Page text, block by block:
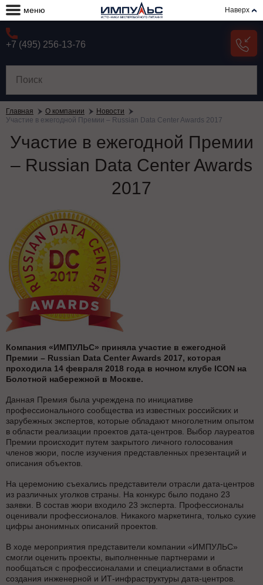
меню Наверх
+7 (495) 256-13-76
Главная О компании
Новости
Участие в ежегодной Премии – Russian Data Center Awards 2017
Участие в ежегодной Премии
– Russian Data Center Awards
2017
Компания «ИМПУЛЬС» приняла участие в ежегодной
Премии – Russian Data Center Awards 2017, которая
проходила 14 февраля 2018 года в ночном клубе ICON на
Болотной набережной в Москве.
Данная Премия была учреждена по инициативе
профессионального сообщества из известных российских и
зарубежных экспертов, которые обладают многолетним опытом
в области реализации проектов дата-центров. Выбор лауреатов
Премии происходит путем закрытого личного голосования
членов жюри, после изучения представленных презентаций и
описания объектов.
На церемонию съехались представители отрасли дата-центров
из различных уголков страны. На конкурс было подано 23
заявки. В состав жюри входило 23 эксперта. Профессионалы
оценивали профессионалов. Никакого маркетинга, только сухие
цифры анонимных описаний проектов.
В ходе мероприятия представители компании «ИМПУЛЬС»
смогли оценить проекты, выполненные партнерами и
пообщаться с профессионалами и специалистами в области
создания инженерной и ИТ-инфраструктуры дата-центров.